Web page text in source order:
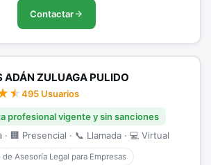
Contactar
ADÁN ZULUAGA PULIDO
495 Usuarios
profesional vigente y sin sanciones
· 🏢 Presencial · 📞 Llamada · 💻 Virtual
Asesoría Legal para Empresas